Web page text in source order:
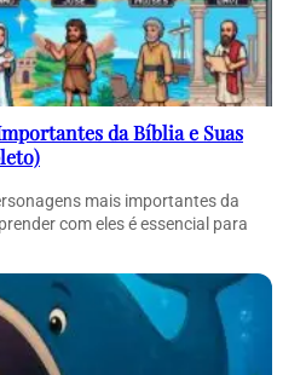
da Bíblia e Suas
mais importantes da
com eles é essencial para